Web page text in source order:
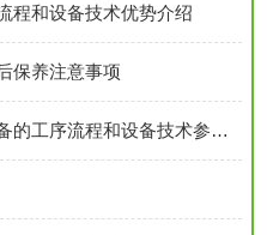
程和设备技术优势介绍
保养注意事项
芝麻法式煎饼加工生产线设备的工序流程和设备技术参数介绍